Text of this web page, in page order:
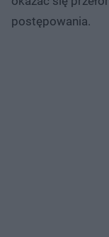
postępowania.